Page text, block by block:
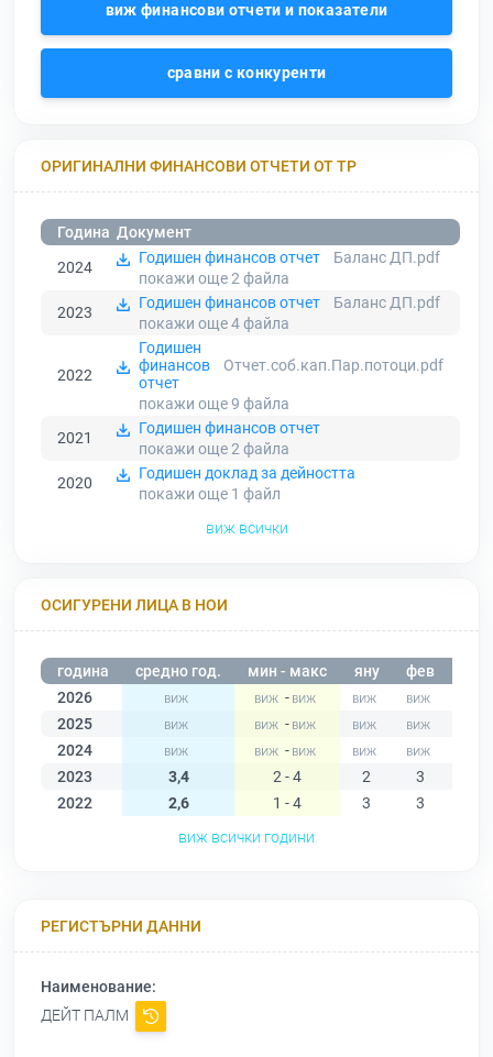
виж финансови отчети и показатели
сравни с конкуренти
ОРИГИНАЛНИ ФИНАНСОВИ ОТЧЕТИ ОТ ТР
Година Документ
2024
Годишен финансов отчет
Баланс ДП.pdf
покажи още 2файла
2023
Годишен финансов отчет
Баланс ДП.pdf
покажи още 4файла
2022
Годишен
финансов
отчет
Отчет.соб.кап.Пар.потоци.pdf
покажи още 9 файла
2021
Годишен финансов отчет
покажи още 2файла
2020
Годишен доклад за дейността
покажи още 1 файл
виж всички
ОСИГУРЕНИ ЛИЦА В НОИ
година средно год. мин - макс яну фев
2026
-
2025
-
2024
-
2023
3,4 2 - 4 2 3
2022
2,6 1 - 4 3 3
виж всички години
РЕГИСТЪРНИ ДАННИ
Наименование:
ДЕЙТ ПАЛМ